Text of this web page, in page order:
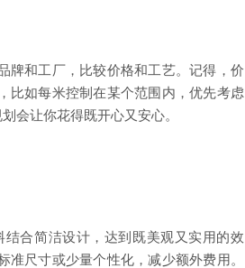
牌和工厂，比较价格和工艺。记得，价
比如每米控制在某个范围内，优先考虑
会让你花得既开心又安心。
合简洁设计，达到既美观又实用的效
尺寸或少量个性化，减少额外费用。